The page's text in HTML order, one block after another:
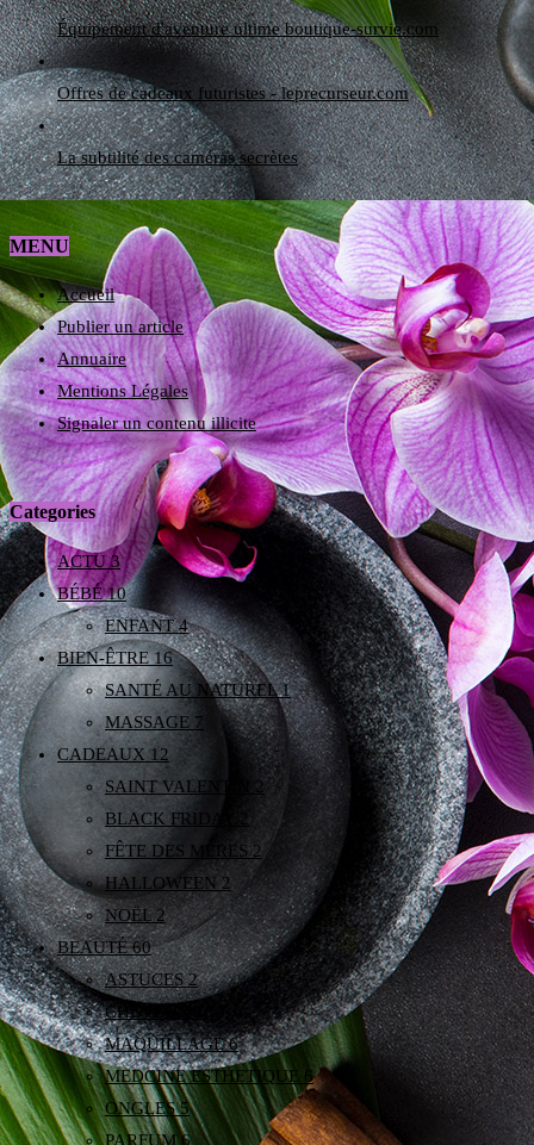
Équipement d'aventure ultime boutique-survie.com
Offres de cadeaux futuristes - leprecurseur.com
La subtilité des caméras secrètes
MENU
Accueil
Publier un article
Annuaire
Mentions Légales
Signaler un contenu illicite
Categories
ACTU3
BÉBÉ10
ENFANT4
BIEN-ÊTRE16
SANTÉ AU NATUREL1
MASSAGE 7
CADEAUX12
SAINT VALENTIN 2
BLACK FRIDAY
FÊTE DES MÈRES 2
HALLOWEEN 2
NOËL 2
BEAUTÉ60
ASTUCES2
CHEVEUX
16
MAQUILLAGE6
MEDCINE ESTHETIQUE 6
ONGLES5
PARFUM6